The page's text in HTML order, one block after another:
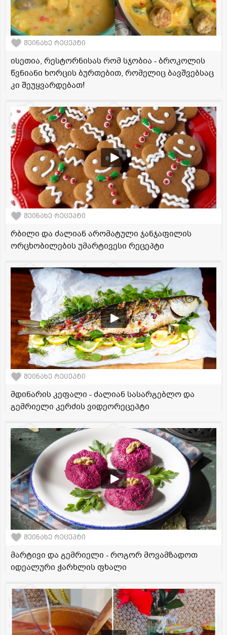
შეინახე რეცეპტი
ისეთია, რესტორნისას რომ სჯობია - ბროკოლის
წვნიანი ხორცის ბურთებით, რომელიც ბავშვებსაც
კი შეუყვარდებათ!
შეინახე რეცეპტი
რბილი და ძალიან არომატული ჯანჯაფილის
ორცხობილების უმარტივესი რეცეპტი
შეინახე რეცეპტი
მდინარის კეფალი - ძალიან სასარგებლო და
გემრიელი კერძის ვიდეორეცეპტი
შეინახე რეცეპტი
მარტივი და გემრიელი - როგორ მოვამზადოთ
იდეალური ჭარხლის ფხალი